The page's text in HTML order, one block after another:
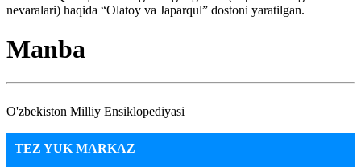
nevaralari) haqida “Olatoy va Japarqul” dostoni yaratilgan.
Manba
O'zbekiston Milliy Ensiklopediyasi
TEZ YUK MARKAZ